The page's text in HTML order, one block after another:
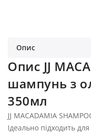
Опис
Опис JJ
шампунь з
350мл
JJ MACADAMIA
Ідеально підходить